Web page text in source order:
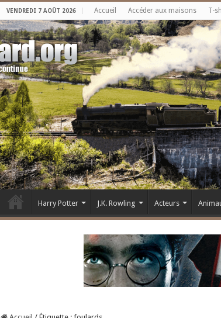
VENDREDI 7 AOÛT 2026 Accueil Accéder aux maisons T-
Harry Potter J.K. Rowling Acteurs